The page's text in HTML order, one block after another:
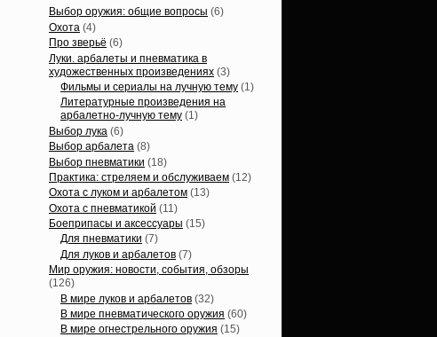
Выбор оружия: общие вопросы (6)
Охота (4)
Про зверьё (6)
Луки. арбалеты и пневматика в
художественных произведениях (3)
Фильмы и сериалы на лучную тему (1)
Литературные произведения на
арбалетно-лучную тему (1)
Выбор лука (6)
Выбор арбалета (8)
Выбор пневматики (18)
Практика: стреляем и обслуживаем (12)
Охота с луком и арбалетом (13)
Охота с пневматикой (11)
Боеприпасы и аксессуары (15)
Для пневматики (7)
Для луков и арбалетов (7)
Мир оружия: новости, события, обзоры
(126)
В мире луков и арбалетов (32)
В мире пневматического оружия (60)
В мире огнестрельного оружия (15)